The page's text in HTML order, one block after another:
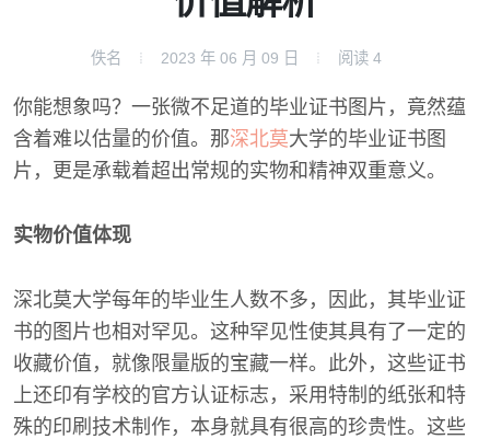
佚名 2023 年 06 月 09 日 阅读 4
你能想象吗？一张微不足道的毕业证书图片，竟然蕴
含着难以估量的价值。那深北莫大学的毕业证书图
片，更是承载着超出常规的实物和精神双重意义。
实物价值体现
深北莫大学每年的毕业生人数不多，因此，其毕业证
书的图片也相对罕见。这种罕见性使其具有了一定的
收藏价值，就像限量版的宝藏一样。此外，这些证书
上还印有学校的官方认证标志，采用特制的纸张和特
殊的印刷技术制作，本身就具有很高的珍贵性。这些